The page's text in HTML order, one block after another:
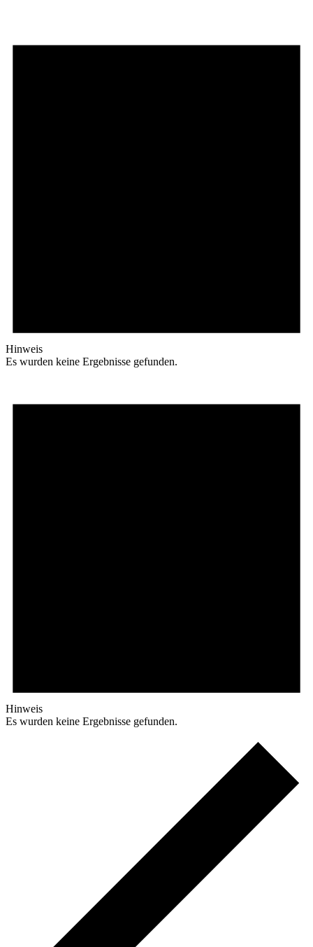
Hinweis
Es wurden keine Ergebnisse gefunden.
Hinweis
Es wurden keine Ergebnisse gefunden.